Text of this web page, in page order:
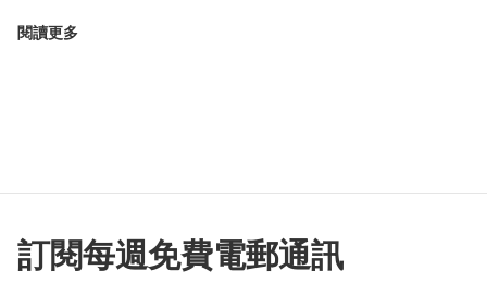
閱讀更多
訂閱每週免費電郵通訊